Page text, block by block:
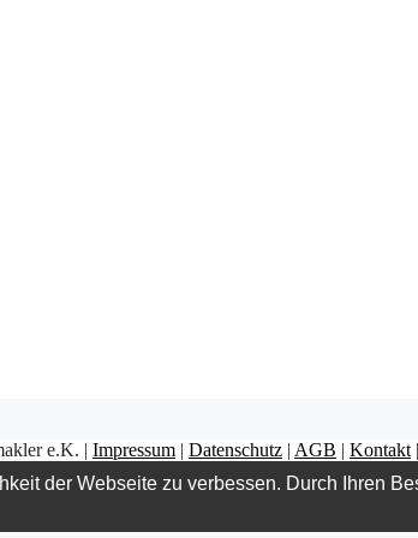
e.K. | Impressum | Datenschutz | AGB | Kontakt |
der Webseite zu verbessen. Durch Ihren